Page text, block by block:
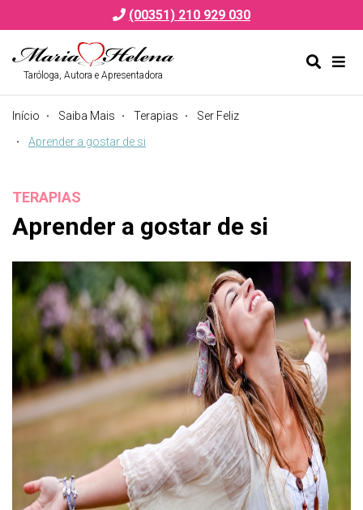
(00351) 210 929 030
Taróloga, Autora e Apresentadora
Início Saiba Mais Terapias
Ser Feliz
Aprender a gostar de si
TERAPIAS
Aprender a gostar de si